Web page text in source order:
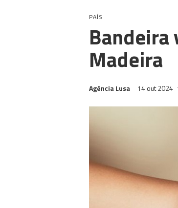
PAÍS
Bandeira
Madeira
Agência Lusa 14 out 2024